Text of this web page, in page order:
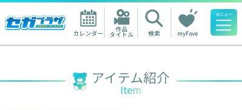
カレンダー 作品
タイトル 検索 myFave
人気ワード
アイテム紹介
Item